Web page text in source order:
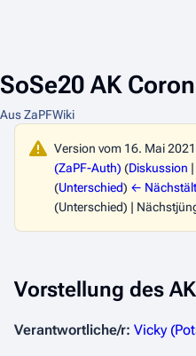
SoSe20 AK
Aus ZaPFWiki
Version vom 16. Mai
(ZaPF-Auth) (Diskussion |
(Unterschied) ←
(Unterschied) |
Vorstellung des
Verantwortliche/r: Vicky